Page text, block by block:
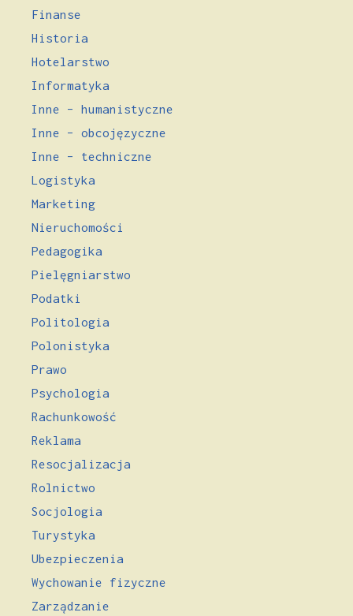
Finanse
Historia
Hotelarstwo
Informatyka
Inne – humanistyczne
Inne – obcojęzyczne
Inne – techniczne
Logistyka
Marketing
Nieruchomości
Pedagogika
Pielęgniarstwo
Podatki
Politologia
Polonistyka
Prawo
Psychologia
Rachunkowość
Reklama
Resocjalizacja
Rolnictwo
Socjologia
Turystyka
Ubezpieczenia
Wychowanie fizyczne
Zarządzanie